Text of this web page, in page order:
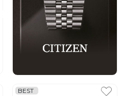
BEST